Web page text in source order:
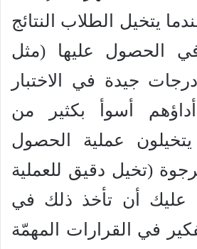
يتخيل الطلاب النتائج
الحصول عليها (مثل
جيدة في الاختبار
أسوأ بكثير من
يتخيلون عملية الحصول
(تخيل دقيق للعملية
عليك أن تأخذ ذلك في
في القرارات المهمّة